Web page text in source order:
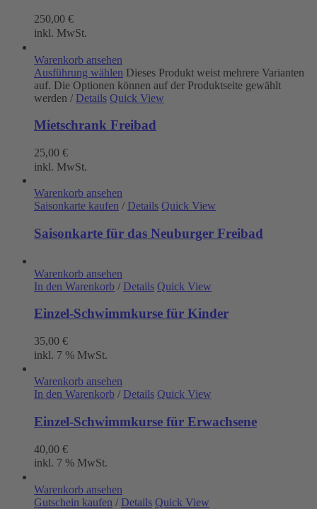
250,00 €
inkl. MwSt.
Warenkorb ansehen
Ausführung wählen Dieses Produkt weist mehrere Varianten
auf. Die Optionen können auf der Produktseite gewählt
werden / Details Quick View
Mietschrank Freibad
25,00 €
inkl. MwSt.
Warenkorb ansehen
Saisonkarte kaufen / Details Quick View
Saisonkarte für das Neuburger Freibad
Warenkorb ansehen
In den Warenkorb / Details Quick View
Einzel-Schwimmkurse für Kinder
35,00 €
inkl. 7 % MwSt.
Warenkorb ansehen
In den Warenkorb / Details Quick View
Einzel-Schwimmkurse für Erwachsene
40,00 €
inkl. 7 % MwSt.
Warenkorb ansehen
Gutschein kaufen / Details Quick View